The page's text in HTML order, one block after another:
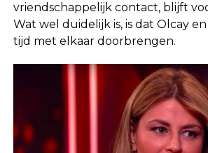
vriendschappelijk contact, blijft
Wat wel duidelijk is, is dat Olcay
tijd met elkaar doorbrengen.